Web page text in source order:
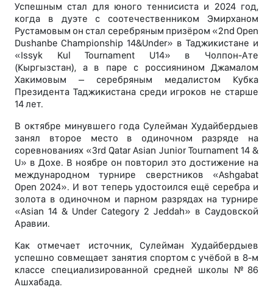
Успешным стал для юного теннисиста и 2024 год,
когда в дуэте с соотечественником Эмирханом
Рустамовым он стал серебряным призёром «2nd Open
Dushanbe Championship 14&Under» в Таджикистане и
«Issyk Kul Tournament U14» в Чолпон-Ате
(Кыргызстан), а в паре с россиянином Джамалом
Хакимовым – серебряным медалистом Кубка
Президента Таджикистана среди игроков не старше
14 лет.
В октябре минувшего года Сулейман Худайбердыев
занял второе место в одиночном разряде на
соревнованиях «3rd Qatar Asian Junior Tournament 14 &
U» в Дохе. В ноябре он повторил это достижение на
международном турнире сверстников «Ashgabat
Open 2024». И вот теперь удостоился ещё серебра и
золота в одиночном и парном разрядах на турнире
«Asian 14 & Under Category 2 Jeddah» в Саудовской
Аравии.
Как отмечает источник, Сулейман Худайбердыев
успешно совмещает занятия спортом с учёбой в 8-м
классе специализированной средней школы №86
Ашхабада.